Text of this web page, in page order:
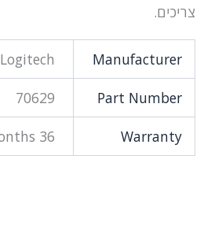
צריכים.
Manufacturer
Logitech
Part Number
70629
Warranty
36 months